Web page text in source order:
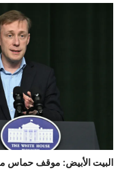
البيت الأبيض: موقف حماس